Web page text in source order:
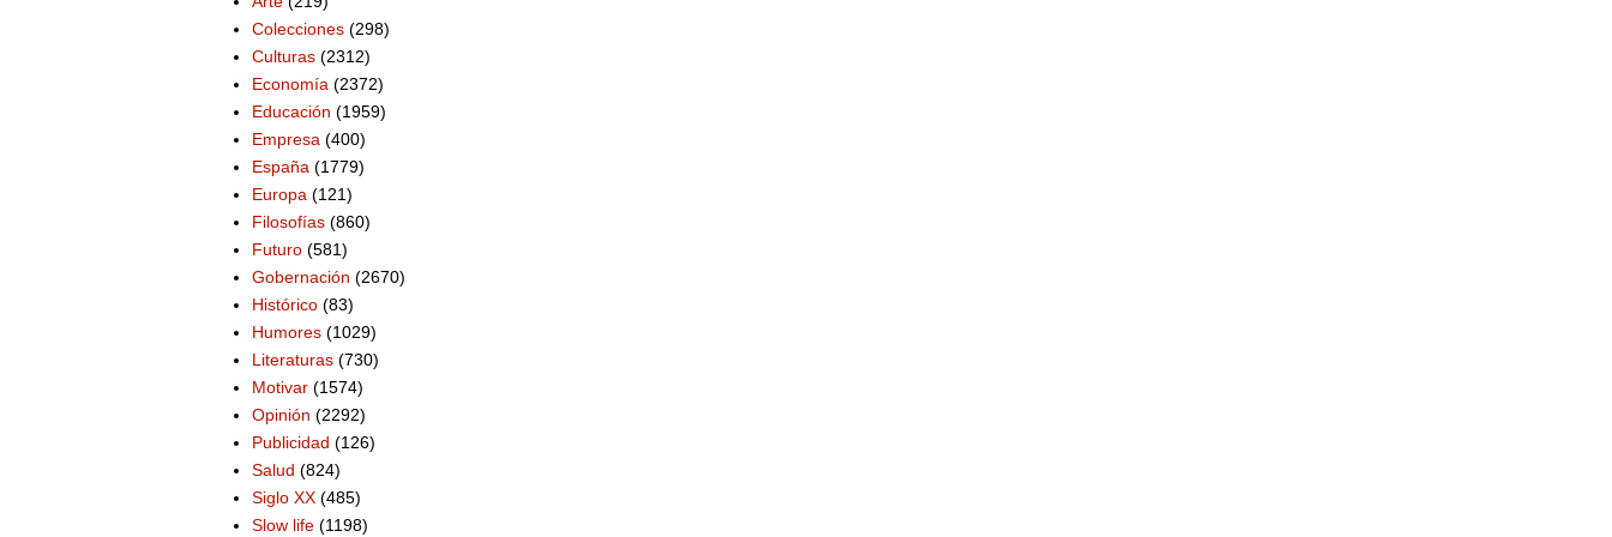
Colecciones (298)
Culturas (2312)
Economía (2372)
Educación (1959)
Empresa (400)
España (1779)
Europa (121)
Filosofías (860)
Futuro (581)
Gobernación (2670)
Histórico (83)
Humores (1029)
Literaturas (730)
Motivar (1574)
Opinión (2292)
Publicidad (126)
Salud (824)
Siglo XX (485)
Slow life (1198)